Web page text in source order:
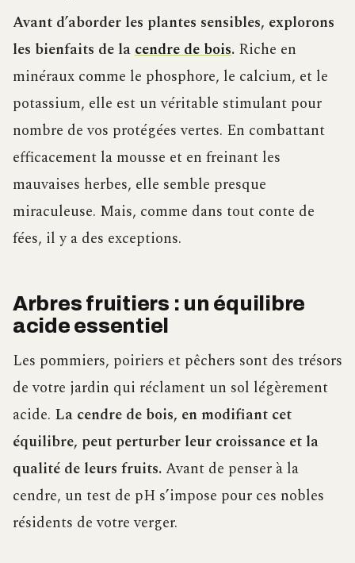
Avant d’aborder les plantes sensibles, explorons
les bienfaits de lacendre de bois. Riche en
minéraux comme le phosphore, le calcium, et le
potassium, elle est un véritable stimulant pour
nombre de vos protégées vertes. En combattant
efficacement la mousse et en freinant les
mauvaises herbes, elle semble presque
miraculeuse. Mais, comme dans tout conte de
fées, il y a des exceptions.
Arbres fruitiers : un équilibre
acide essentiel
Les pommiers, poiriers et pêchers sont des trésors
de votre jardin qui réclament un sol légèrement
acide. La cendre de bois, en modifiant cet
équilibre, peut perturber leur croissance et la
qualité de leurs fruits.Avant de penser à la
cendre, un test de pH s’impose pour ces nobles
résidents de votre verger.